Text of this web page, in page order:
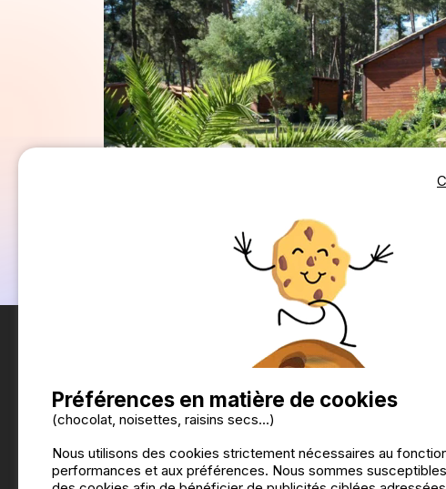
Préférences en matière de cookies
(chocolat, noisettes, raisins secs...)
Nous utilisons des cookies strictement nécessaires au
performances et aux préférences. Nous sommes